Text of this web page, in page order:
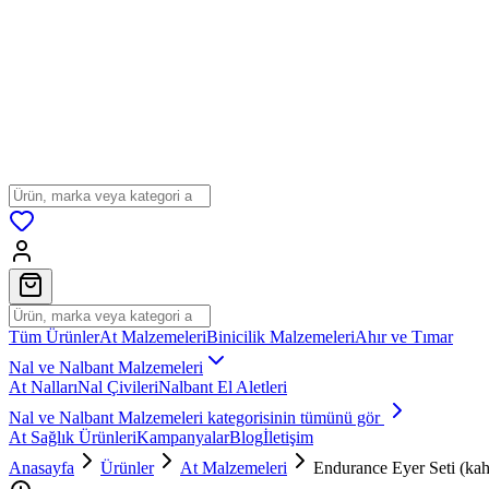
Tüm ÜrünlerAt MalzemeleriBinicilik MalzemeleriAhır ve Tımar
Nal ve Nalbant Malzemeleri
At NallarıNal ÇivileriNalbant El Aletleri
Nal ve Nalbant Malzemeleri kategorisinin tümünü gör
At Sağlık ÜrünleriKampanyalarBlogİletişim
Anasayfa
Ürünler At Malzemeleri Endurance Eyer Seti